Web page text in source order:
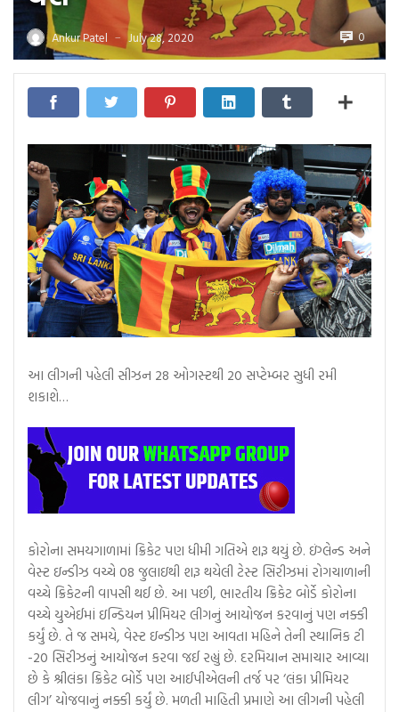
Ankur Patel — July 28, 2020 0
આ લીગની પહેલી સીઝન 28 ઓગસ્ટથી 20 સપ્ટેમ્બર સુધી રમી
શકાશે…
કોરોના સમયગાળામાં ક્રિકેટ પણ ધીમી ગતિએ શરૂ થયું છે. ઇંગ્લેન્ડ અને
વેસ્ટ ઇન્ડીઝ વચ્ચે 08 જુલાઇથી શરૂ થયેલી ટેસ્ટ સિરીઝમાં રોગચાળાની
વચ્ચે ક્રિકેટની વાપસી થઈ છે. આ પછી, ભારતીય ક્રિકેટ બોર્ડે કોરોના
વચ્ચે યુએઈમાં ઇન્ડિયન પ્રીમિયર લીગનું આયોજન કરવાનું પણ નક્કી
કર્યું છે. તે જ સમયે, વેસ્ટ ઇન્ડીઝ પણ આવતા મહિને તેની સ્થાનિક ટી
-20 સિરીઝનું આયોજન કરવા જઈ રહ્યું છે. દરમિયાન સમાચાર આવ્યા
છે કે શ્રીલંકા ક્રિકેટ બોર્ડે પણ આઈપીએલની તર્જ પર ‘લંકા પ્રીમિયર
લીગ’ યોજવાનું નક્કી કર્યું છે. મળતી માહિતી પ્રમાણે આ લીગની પહેલી